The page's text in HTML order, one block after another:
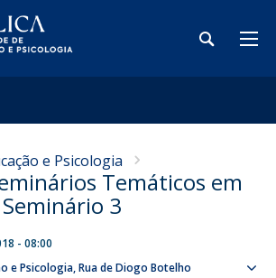
e Psicologia
Temáticos em
3
- 08:00
e Psicologia Rua de Diogo Botelho